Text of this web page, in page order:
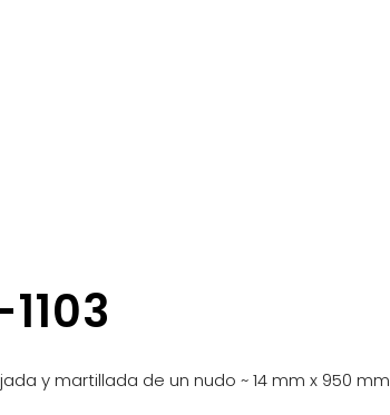
y martillada de un nudo ~ 14 mm x 950 mm